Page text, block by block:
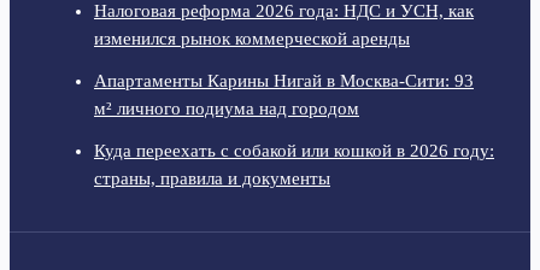
Налоговая реформа 2026 года: НДС и УСН, как
изменился рынок коммерческой аренды
Апартаменты Карины Нигай в Москва-Сити: 93
м² личного подиума над городом
Куда переехать с собакой или кошкой в 2026 году:
страны, правила и документы